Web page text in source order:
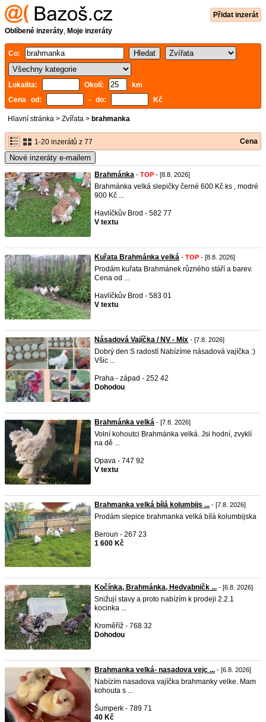
Přidat inzerát
Oblíbené inzeráty, Moje inzeráty
Co:
Lokalita: Okolí:
km
Cena od:
- do: Kč
Hlavní stránka > Zvířata > brahmanka
1-20 inzerátů z 77 Cena
Nové inzeráty e-mailem
Brahmánka - TOP - [8.8. 2026]
Brahmánka velká slepičky černé 600 Kč ks , modré
900 Kč ...
Havlíčkův Brod - 582 77
V textu
Kuřata Brahmánka velká - TOP - [8.8. 2026]
Prodám kuřata Brahmánek různého stáří a barev.
Cena od ...
Havlíčkův Brod - 583 01
V textu
Násadová Vajíčka / NV - Mix - [7.8. 2026]
Dobrý den S radostí Nabízíme násadová vajíčka :)
Všic ...
Praha - západ - 252 42
Dohodou
Brahmánka velká - [7.8. 2026]
Volní kohoutci Brahmánka velká. Jsi hodní, zvyklí
na dě ...
Opava - 747 92
V textu
Brahmanka velká bílá kolumbijs ... - [7.8. 2026]
Prodám slepice brahmanka velká bílá kolumbijska
Beroun - 267 23
1 600 Kč
Kočínka, Brahmánka, Hedvabničk ... - [6.8. 2026]
Snižují stavy a proto nabízím k prodeji 2.2.1
kocinka ...
Kroměříž - 768 32
Dohodou
Brahmanka velká- nasadova vejc ... - [6.8. 2026]
Nabízím nasadova vajíčka brahmanky velke. Mam
kohouta s ...
Šumperk - 789 71
40 Kč